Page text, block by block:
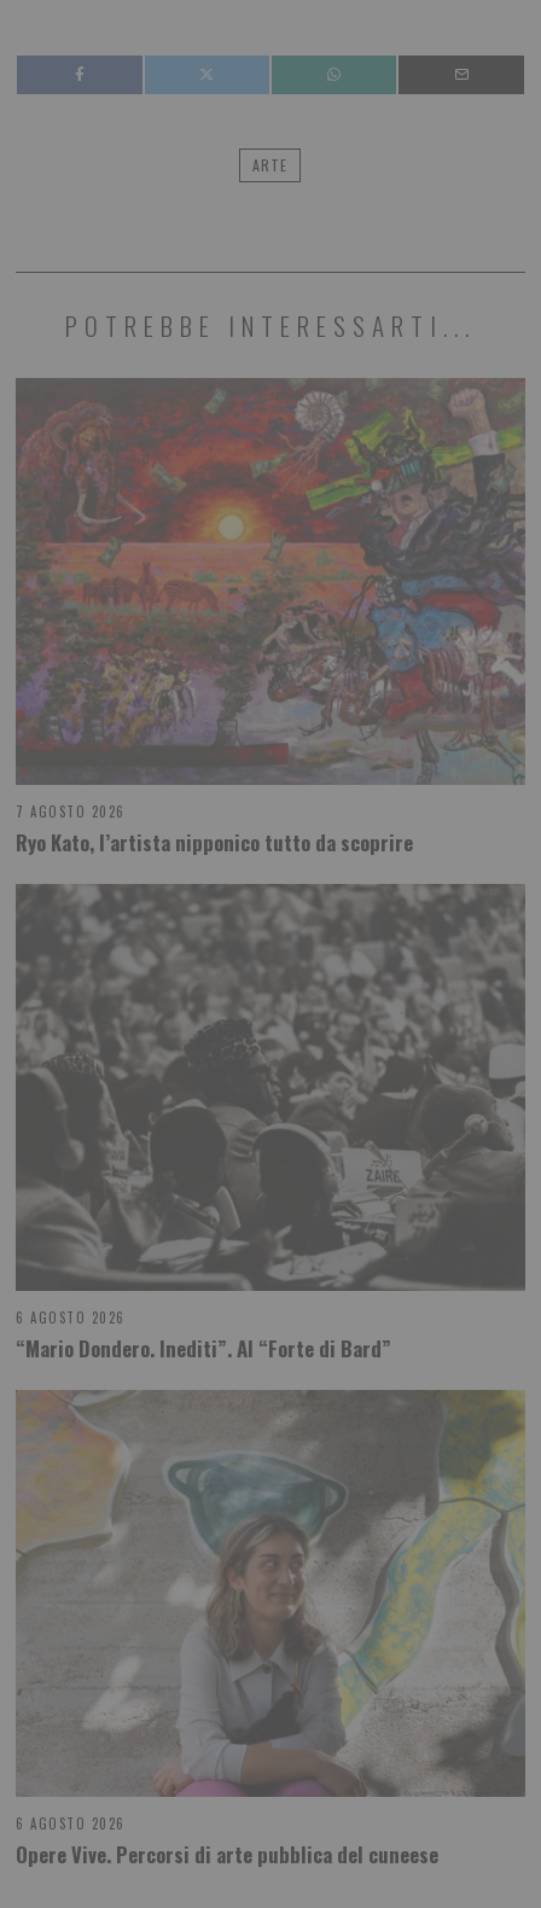
ARTE
POTREBBE INTERESSARTI...
7 AGOSTO 2026
Ryo Kato, l’artista nipponico tutto da scoprire
6 AGOSTO 2026
“Mario Dondero. Inediti”. Al “Forte di Bard”
6 AGOSTO 2026
Opere Vive. Percorsi di arte pubblica del cuneese